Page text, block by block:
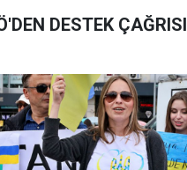
DESTEK ÇAĞRISI